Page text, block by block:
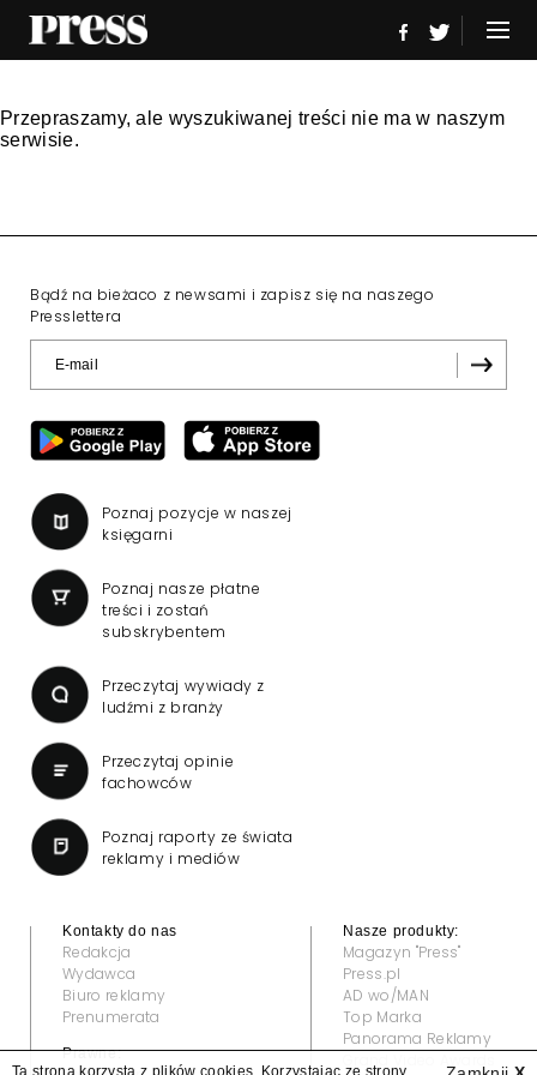
Przepraszamy, ale wyszukiwanej treści nie ma w naszym
serwisie.
Bądź na bieżaco z newsami i zapisz się na naszego
Presslettera
Poznaj pozycje w naszej
księgarni
Poznaj nasze płatne
treści i zostań
subskrybentem
Przeczytaj wywiady z
ludźmi z branży
Przeczytaj opinie
fachowców
Poznaj raporty ze świata
reklamy i mediów
Kontakty do nas
Redakcja
Wydawca
Biuro reklamy
Prenumerata
Prawne:
Nasze produkty:
Magazyn "Press"
Press.pl
AD wo/MAN
Top Marka
Panorama Reklamy
Ta strona korzysta z plików cookies. Korzystając ze strony